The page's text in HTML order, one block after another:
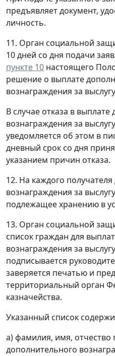
предъявляет документ,
личность.
11. Орган социальной
10 дней со дня подачи
пункте 10 настоящего
решение о выплате
вознаграждения за
В случае отказа в
вознаграждения за
уведомляется об этом в
дневный срок со дня
указанием причин отказа.
12. На каждого
вознаграждения за
подлежащее хранению в
13. Орган социальной
список граждан для
вознаграждения за
подписывается
заверяется печатью и
территориальный орган
казначейства.
Указанный список
а) фамилия, имя, отчество
дополнительного